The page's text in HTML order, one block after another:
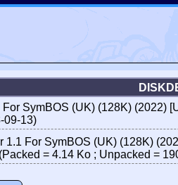
SymBOS (UK) (128K) (2022)
09-13)
1.1 For SymBOS (UK) (128K)
= 4.14 Ko ; Unpacked =